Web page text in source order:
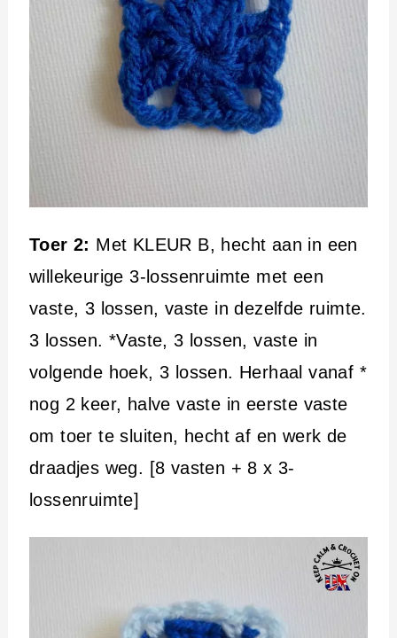
Toer 2: Met KLEUR B, hecht aan in een
willekeurige 3-lossenruimte met een
vaste, 3 lossen, vaste in dezelfde ruimte.
3 lossen. *Vaste, 3 lossen, vaste in
volgende hoek, 3 lossen. Herhaal vanaf *
nog 2 keer, halve vaste in eerste vaste
om toer te sluiten, hecht af en werk de
draadjes weg. [8 vasten + 8 x 3-
lossenruimte]